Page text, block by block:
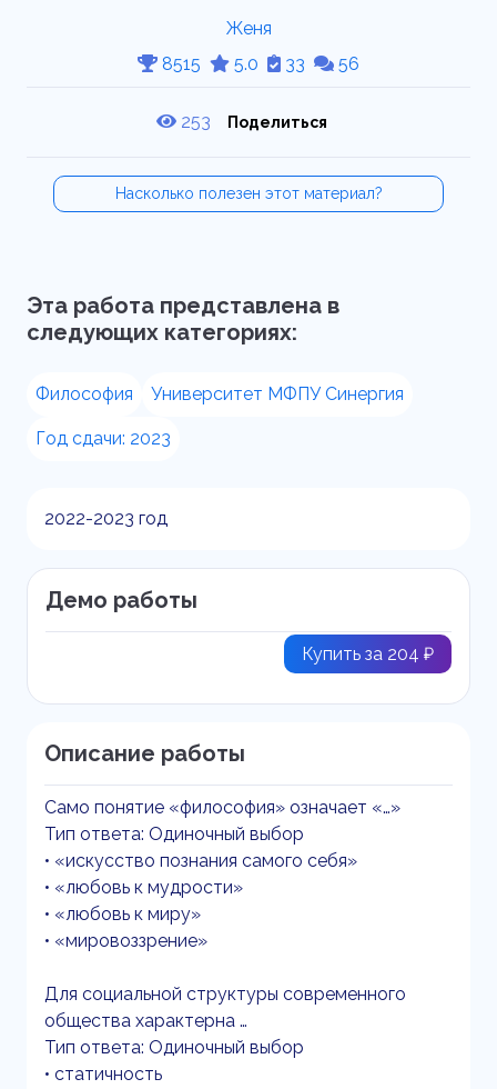
Женя
8515
5.0 33 56
253 Поделиться
Насколько полезен этот материал?
Эта работа представлена в
следующих категориях:
Философия Университет МФПУ Синергия
Год сдачи: 2023
2022-2023 год
Демо работы
Купить за 204 ₽
Описание работы
Само понятие «философия» означает «…»
Тип ответа: Одиночный выбор
• «искусство познания самого себя»
• «любовь к мудрости»
• «любовь к миру»
• «мировоззрение»
Для социальной структуры современного
общества характерна …
Тип ответа: Одиночный выбор
• статичность